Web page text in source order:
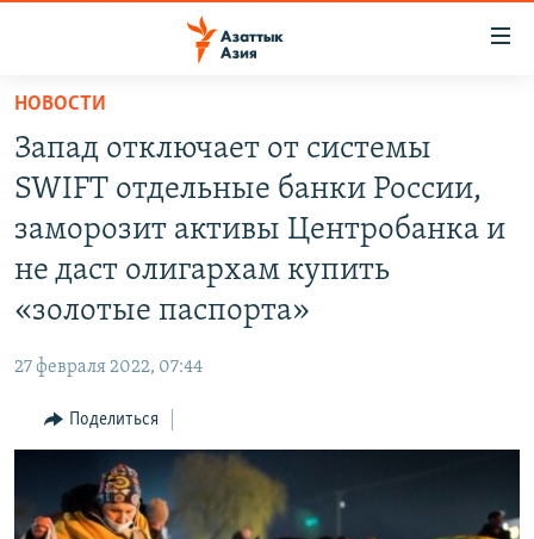
Вернуться
основному
содержанию
главной
навигации
НОВОСТИ
ТОҶИКӢ
TÜRKMENÇE
ПОДПИШИТЕСЬ НА НАС В СОЦСЕТЯХ
Все сайты РСЕ/РС
НОВОСТИ
Запад отключает от системы
SWIFT отдельные банки России,
заморозит активы Центробанка и
не даст олигархам купить
«золотые паспорта»
27 февраля 2022, 07:44
Поделиться